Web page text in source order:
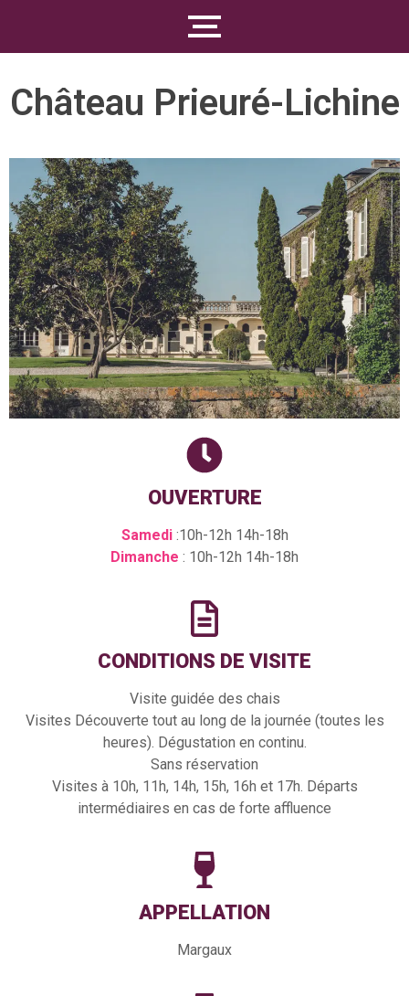
Château Prieuré-Lichine
OUVERTURE
Samedi:10h-12h 14h-18h
Dimanche : 10h-12h 14h-18h
CONDITIONS DE VISITE
Visite guidée des chais
Visites Découverte tout au long de la journée (toutes les
heures). Dégustation en continu.
Sans réservation
Visites à 10h, 11h, 14h, 15h, 16h et 17h. Départs
intermédiaires en cas de forte affluence
APPELLATION
Margaux